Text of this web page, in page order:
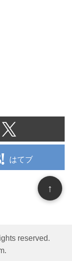
はてブ
reserved.
.
↑